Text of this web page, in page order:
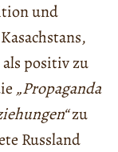
und
positiv zu
„Propaganda
zu
Russland